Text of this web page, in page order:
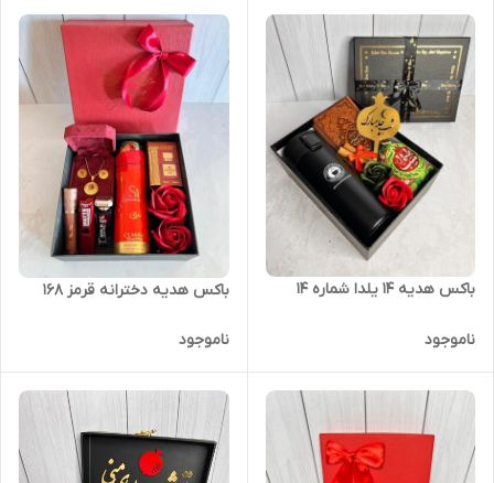
باکس هدیه 14 یلدا شماره ۱۴
ناموجود
باکس هدیه دخترانه قرمز ۱۶۸
ناموجود